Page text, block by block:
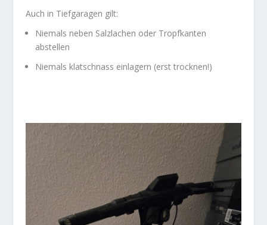
Auch in Tiefgaragen gilt:
Niemals neben Salzlachen oder Tropfkanten
abstellen
Niemals klatschnass einlagern (erst trocknen!)